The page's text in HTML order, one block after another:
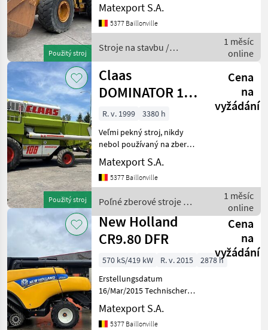
Použitý stroj
kg Caterpillar C7.1 Motor,
186 kW / 250 PS Zusätzliche
Hydraulikleitung,
Hydraulikleit
Matexport S.A.
5377 Baillonville
Stroje na stavbu /
Caterpillar
1 měsíc
online
Použitý stroj
Claas
DOMINATOR 108
VX
Cena
na
vyžádání
R. v. 1999
3380 h
Veľmi pekný stroj, nikdy
nebol používaný na zber
kukurice. K dispozícii s
dvoma rezacími
jednotkami: 1x Claas C510 s
1x Claas C510 s vozíko
Matexport S.A.
5377 Baillonville
Poľné zberové stroje /
Claas
1 měsíc
online
New Holland
CR9.80 DFR
Cena
na
vyžádání
570 kS/419 kW R. v. 2015
2878 h
Erstellungsdatum
16/Mar/2015 Technischer
Typ 510870000 - CR9.80 TR4
Variante 422690003 -
422690-Schwadablage
Matexport S.A.
5377 Baillonville